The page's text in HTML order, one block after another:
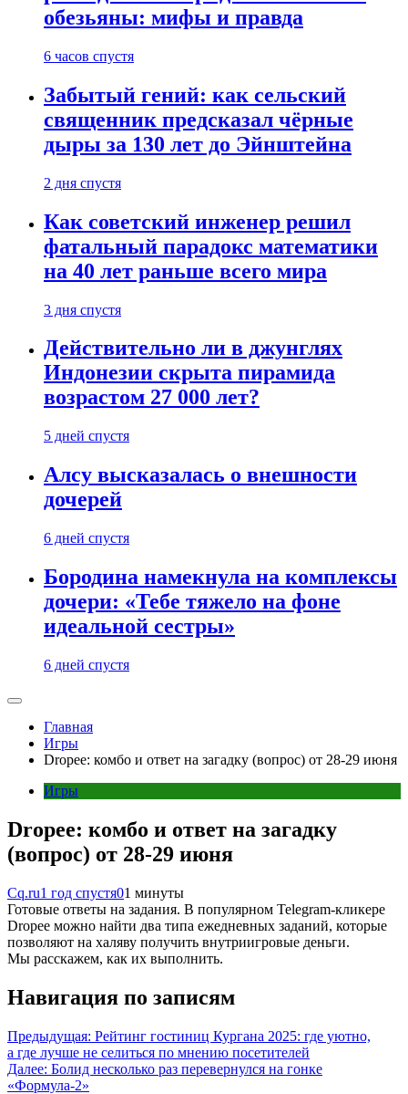
обезьяны: мифы и правда
6 часов спустя
Забытый гений: как сельский
священник предсказал чёрные
дыры за 130 лет до Эйнштейна
2 дня спустя
Как советский инженер решил
фатальный парадокс математики
на 40 лет раньше всего мира
3 дня спустя
Действительно ли в джунглях
Индонезии скрыта пирамида
возрастом 27 000 лет?
5 дней спустя
Алсу высказалась о внешности
дочерей
6 дней спустя
Бородина намекнула на комплексы
дочери: «Тебе тяжело на фоне
идеальной сестры»
6 дней спустя
Главная
Игры
Dropee: комбо и ответ на загадку (вопрос) от 28-29 июня
Игры
Dropee: комбо и ответ на загадку
(вопрос) от 28-29 июня
Cq.ru1 год спустя01 минуты
Готовые ответы на задания. В популярном Telegram-кликере
Dropee можно найти два типа ежедневных заданий, которые
позволяют на халяву получить внутриигровые деньги.
Мы расскажем, как их выполнить.
Навигация по записям
Предыдущая: Рейтинг гостиниц Кургана 2025: где уютно,
а где лучше не селиться по мнению посетителей
Далее: Болид несколько раз перевернулся на гонке
«Формула-2»